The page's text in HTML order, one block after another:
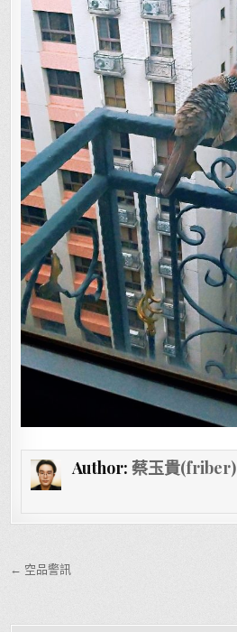
Author: 蔡玉貴(friber)
文章導覽
← 空品警訊